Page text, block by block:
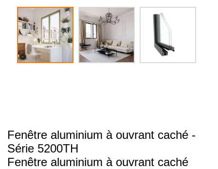
Fenêtre aluminium à ouvrant caché -
Série 5200TH
Fenêtre aluminium à ouvrant caché